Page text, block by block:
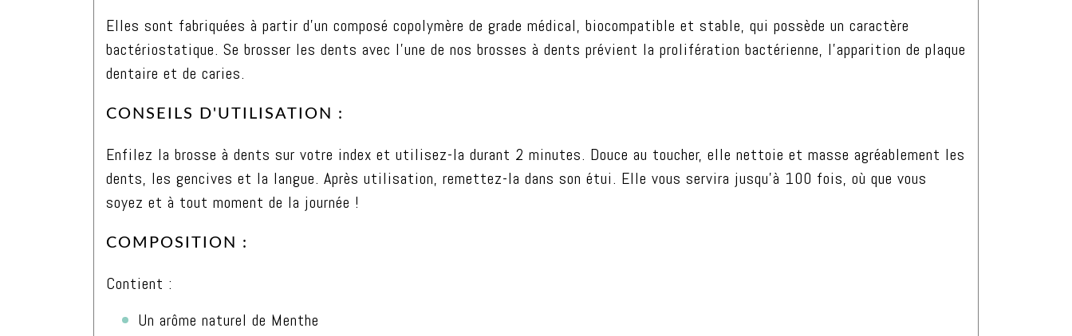
Elles sont fabriquées à partir d’un composé copolymère de grade médical, biocompatible et stable, qui possède un caractère
bactériostatique. Se brosser les dents avec l’une de nos brosses à dents prévient la prolifération bactérienne, l’apparition de plaque
dentaire et de caries.
CONSEILS D'UTILISATION :
Enfilez la brosse à dents sur votre index et utilisez-la durant 2 minutes. Douce au toucher, elle nettoie et masse agréablement les
dents, les gencives et la langue. Après utilisation, remettez-la dans son étui. Elle vous servira jusqu’à 100 fois, où que vous
soyez et à tout moment de la journée !
COMPOSITION :
Contient :
Un arôme naturel de Menthe